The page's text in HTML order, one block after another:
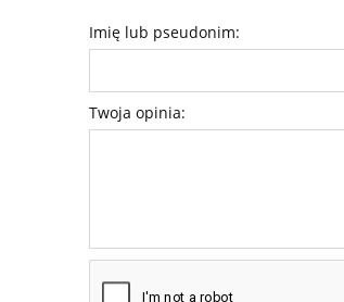
Imię lub pseudonim:
Twoja opinia: